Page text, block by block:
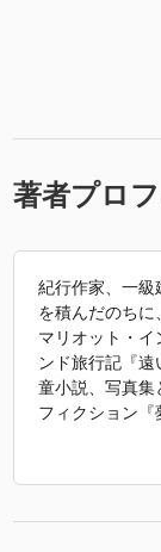
著者プロ
紀行作家、一級
を積んだのちに
マリオット・
ンド旅行記『
童小説、写真集
フィクション
する貢献により